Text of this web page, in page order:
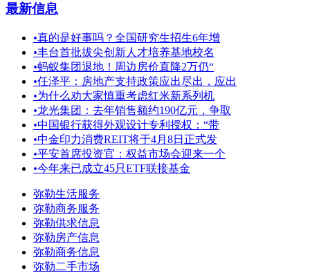
最新信息
•真的是好事吗？全国研究生招生6年增
•丰台首批拔尖创新人才培养基地校名
•蚂蚁集团退地！周边房价直降2万仍“
•任泽平：房地产支持政策应出尽出，应出
•为什么劝大家慎重考虑红米新系列机
•龙光集团：去年销售额约190亿元，争取
•中国银行获得外观设计专利授权：“带
•中金印力消费REIT将于4月8日正式发
•平安首席投资官：权益市场会迎来一个
•今年来已成立45只ETF联接基金
弥勒生活服务
弥勒商务服务
弥勒供求信息
弥勒房产信息
弥勒商务信息
弥勒二手市场